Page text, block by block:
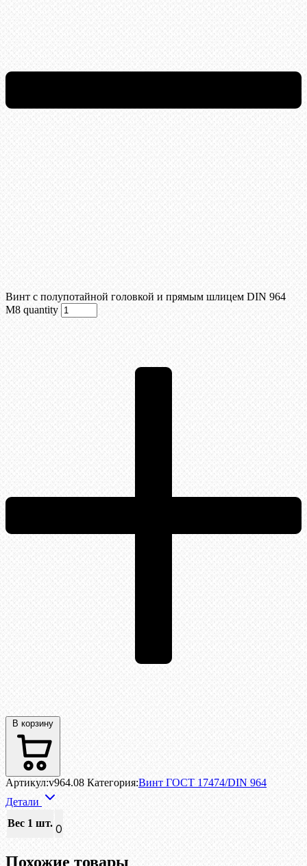
Винт с полупотайной головкой и прямым шлицем DIN 964
М8 quantity
В корзину
Артикул:v964.08 Категория:Винт ГОСТ 17474/DIN 964
Детали
Вес 1 шт. 0
Похожие товары